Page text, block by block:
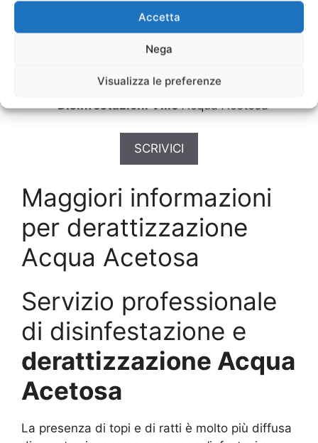
Accetta
Nega
Visualizza le preferenze
Disinfestazioni Uffici
Disinfestazioni UrgenteAcqua Acetosa
Disinfestazioni Vani Ascensori
Disinfestazioni VeloceAcqua Acetosa
Disinfestazioni VilleAcqua Acetosa
SCRIVICI
Maggiori informazioni
per derattizzazione
Acqua Acetosa
Servizio professionale
di disinfestazione e
derattizzazione Acqua
Acetosa
La presenza di topi e di ratti è molto più diffusa